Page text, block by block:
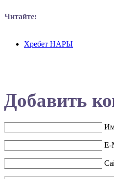
Читайте:
Хребет НАРЫ
Добавить
E-